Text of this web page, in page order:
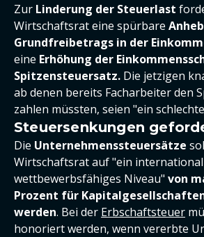
Zur Linderung der Steuerlast
Wirtschaftsrat eine spürbare
Grundfreibetrags in der
eine Erhöhung der
Spitzensteuersatz. Die jetzigen
ab denen bereits Facharbeiter den
zahlen müssten, seien "ein
Steuersenkungen
Die Unternehmenssteuersätze
Wirtschaftsrat auf "ein international
wettbewerbsfähiges Niveau" von
Prozent für
werden. Bei der Erbschaftsteuer
honoriert werden, wenn vererbte